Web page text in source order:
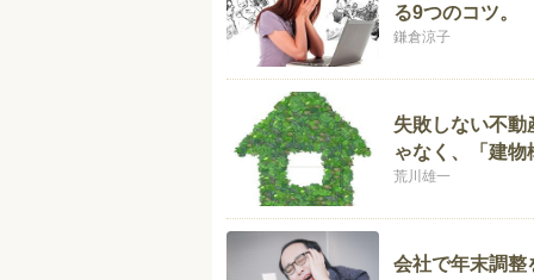
る9つのコツ。
鎌倉涼子
失敗しない不動
ゃなく、「建
荒川雄一
会社で年末調